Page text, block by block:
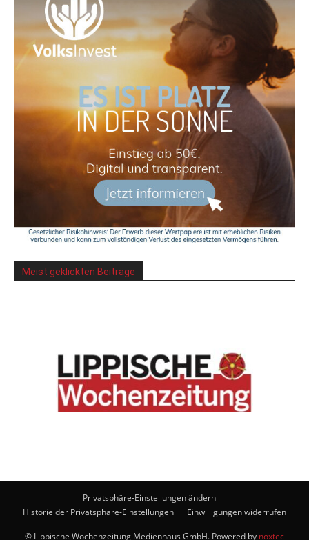
Meist geklickten Beiträge
Privatsphäre-Einstellungen ändern
Historie der Privatsphäre-Einstellungen
Einwilligungen widerrufen
© Lippische Wochenzeitung Medienhaus GmbH. Powered by noxtec